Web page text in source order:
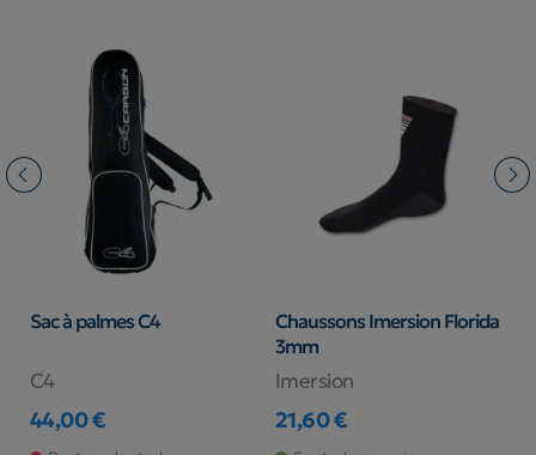
Sac à palmes C4
C4
Prix
44,00 €
Chaussons Imersion Florida
3mm
Imersion
Prix
21,60 €